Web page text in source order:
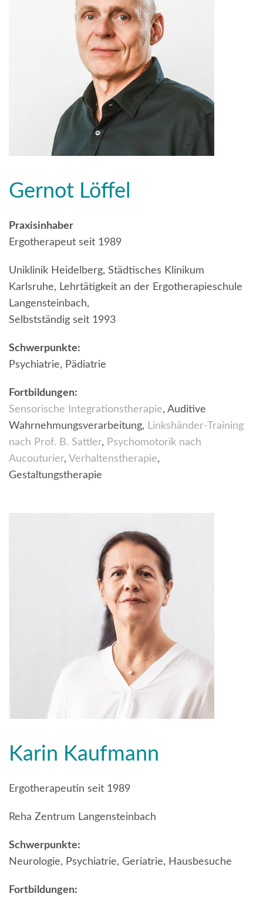
Gernot Löffel
Praxisinhaber
Ergotherapeut seit 1989
Uniklinik Heidelberg, Städtisches Klinikum
Karlsruhe, Lehrtätigkeit an der Ergotherapieschule
Langensteinbach,
Selbstständig seit 1993
Schwerpunkte:
Psychiatrie, Pädiatrie
Fortbildungen:
Sensorische Integrationstherapie, Auditive
Wahrnehmungsverarbeitung, Linkshänder-Training
nach Prof. B. Sattler, Psychomotorik nach
Aucouturier, Verhaltenstherapie,
Gestaltungstherapie
Karin Kaufmann
Ergotherapeutin seit 1989
Reha Zentrum Langensteinbach
Schwerpunkte:
Neurologie, Psychiatrie, Geriatrie, Hausbesuche
Fortbildungen: